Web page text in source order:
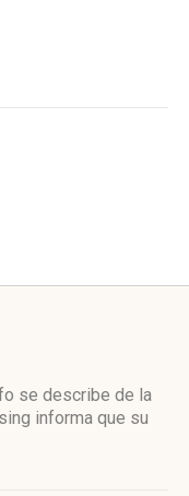
se describe de la
informa que su